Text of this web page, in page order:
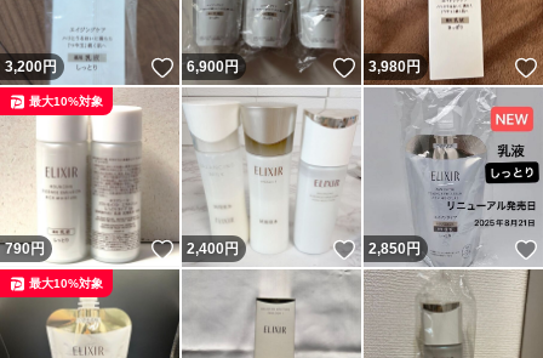
3,200円 いいね！
6,900円 いいね！
3,980円
790円 いいね！
最大10%対象
2,400円 いいね！
2,850円
最大10%対象